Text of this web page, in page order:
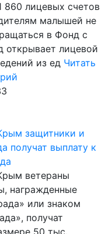
860 лицевых счетов
малышей не
в Фонд с
открывает лицевой
из ед Читать
защитники и
получат выплату к
ветераны
награжденные
или знаком
получат
50 тыс.